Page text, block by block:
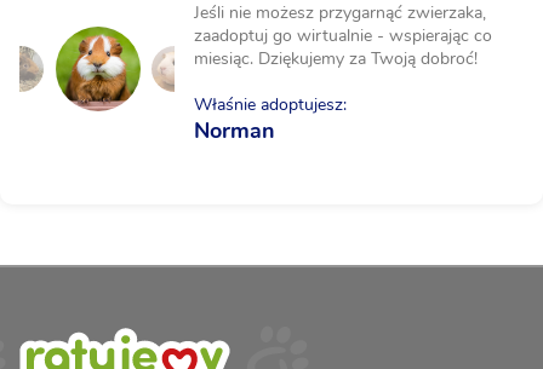
Jeśli nie możesz przygarnąć zwierzaka,
zaadoptuj go wirtualnie - wspierając co
miesiąc. Dziękujemy za Twoją dobroć!
Właśnie adoptujesz:
Norman